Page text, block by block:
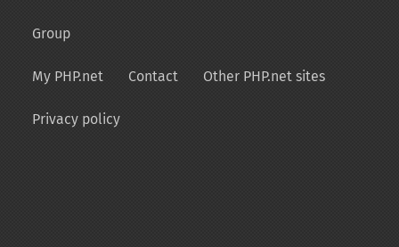
Group
My PHP.net Contact Other PHP.net sites
Privacy policy